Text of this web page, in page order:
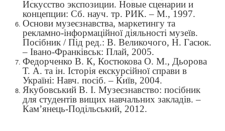
Искусство экспозиции. Новые сценарии и
концепции: Сб. науч. тр. РИК. – М., 1997.
Основи музеєзнавства, маркетингу та
рекламно-інформаційної діяльності музеїв.
Посібник / Під ред.: В. Великочого, Н. Гасюк.
– Івано-Франківськ: Плай, 2005.
Федорченко В. К, Костюкова О. М., Дьорова
Т. А. та ін. Історія екскурсійної справи в
Україні: Навч. посіб. – Київ, 2004.
Якубовський В. І. Музеєзнавство: посібник
для студентів вищих навчальних закладів. –
Кам’янець-Подільський, 2012.